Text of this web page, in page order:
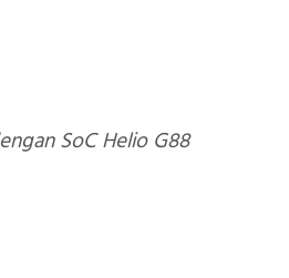
SoC Helio G88